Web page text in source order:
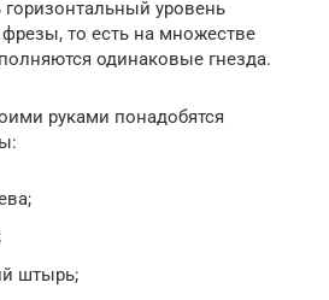
уровень
то есть на множестве
одинаковые гнезда.
руками понадобятся
штырь;